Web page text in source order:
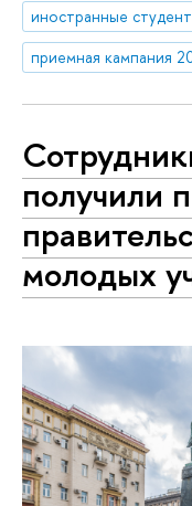
иностранные
приемная кампания
получили
молодых